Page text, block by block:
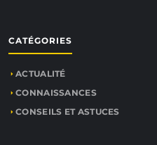
CATÉGORIES
ACTUALITÉ
CONNAISSANCES
CONSEILS ET ASTUCES